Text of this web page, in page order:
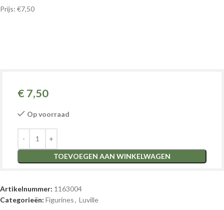
Prijs: €7,50
€ 7,50
Op voorraad
TOEVOEGEN AAN WINKELWAGEN
Artikelnummer: 1163004
Categorieën: Figurines, Luville